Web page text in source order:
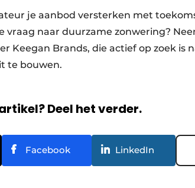
je aanbod versterken met
vraag naar duurzame zonwering?
Keegan Brands, die actief op zoek is
te bouwen.
Deel het verder.
Facebook LinkedIn